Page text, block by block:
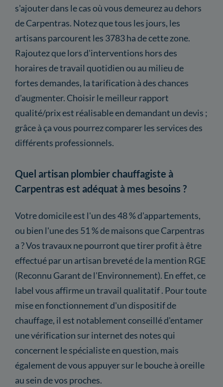
s'ajouter dans le cas où vous demeurez au dehors
de Carpentras. Notez que tous les jours, les
artisans parcourent les 3783 ha de cette zone.
Rajoutez que lors d'interventions hors des
horaires de travail quotidien ou au milieu de
fortes demandes, la tarification à des chances
d'augmenter. Choisir le meilleur rapport
qualité/prix est réalisable en demandant un devis ;
grâce à ça vous pourrez comparer les services des
différents professionnels.
Quel artisan plombier chauffagiste à
Carpentras est adéquat à mes besoins ?
Votre domicile est l'un des 48 % d'appartements,
ou bien l'une des 51 % de maisons que Carpentras
a ? Vos travaux ne pourront que tirer profit à être
effectué par un artisan breveté de la mention RGE
(Reconnu Garant de l'Environnement). En effet, ce
label vous affirme un travail qualitatif . Pour toute
mise en fonctionnement d'un dispositif de
chauffage, il est notablement conseillé d'entamer
une vérification sur internet des notes qui
concernent le spécialiste en question, mais
également de vous appuyer sur le bouche à oreille
au sein de vos proches.